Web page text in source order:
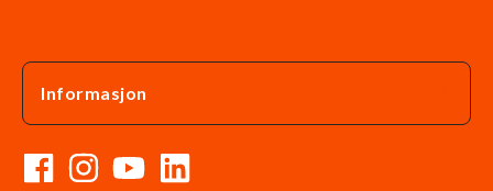
Informasjon